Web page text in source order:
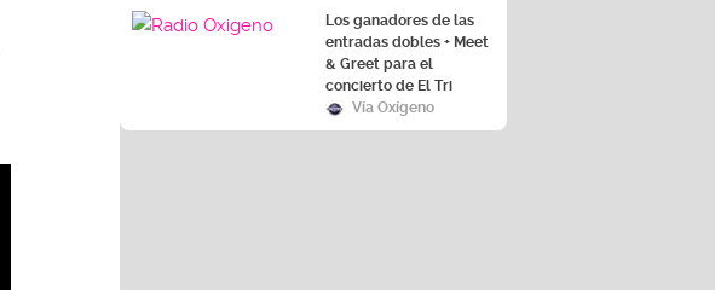
entradas dobles + Meet
& Greet para el
concierto de El Tri
Vía Oxígeno